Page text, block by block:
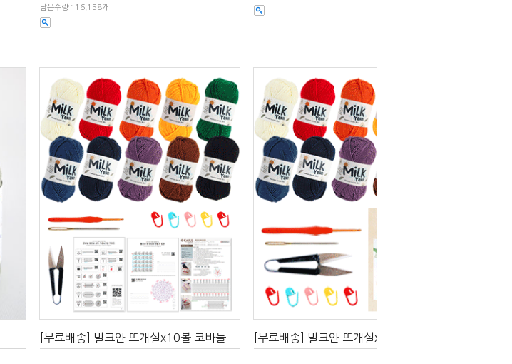
남은수량 : 16,158개
[무료배송] 밀크얀 뜨개실x10볼 코바늘 [무료배송] 밀크얀 뜨개실x10볼 코바늘